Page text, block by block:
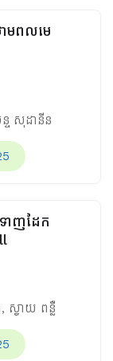
មពលមេ
ទ សុដានីន
ាញដែក
, ស្វាយ ពន្លឺ